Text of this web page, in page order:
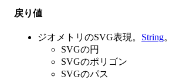
戻り値
ジオメトリのSVG表現。 String。
SVGの円
SVGのポリゴン
SVGのパス